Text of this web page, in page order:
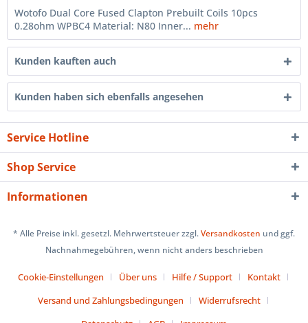
Wotofo Dual Core Fused Clapton Prebuilt Coils 10pcs
0.28ohm WPBC4 Material: N80 Inner... mehr
Kunden kauften auch
Kunden haben sich ebenfalls angesehen
Service Hotline
Shop Service
Informationen
* Alle Preise inkl. gesetzl. Mehrwertsteuer zzgl.Versandkosten und ggf.
Nachnahmegebühren, wenn nicht anders beschrieben
Cookie-Einstellungen Über uns Hilfe / Support
Kontakt
Versand und Zahlungsbedingungen
Widerrufsrecht